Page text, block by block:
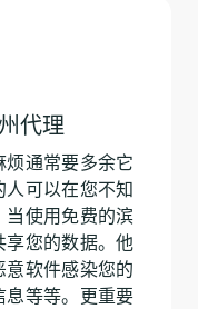
代理
通常要多余它
可以在您不知
当使用免费的滨
享您的数据。他
软件感染您的
息等等。更重要